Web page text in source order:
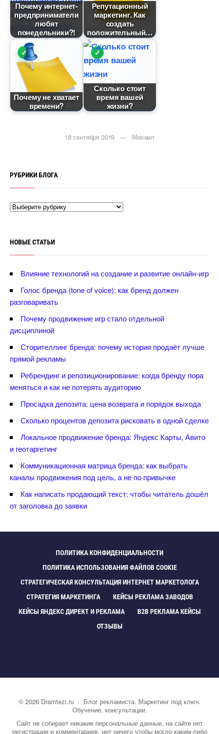
Почему интернет-
предприниматели
любят
понедельники?!
Репутационный
маркетинг. Как
создать
положительный
Почему не хватает
ремени?
Сколько стоит
ремя вашей
жизни?
18 сентября 2019 — Михаил
РУБРИКИ БЛОГА
НОВЫЕ СТАТЬИ
лияние технологий на создание и развитие онлайн-игр
Голос бренда (tone of voice): как бренд должен
разговаривать
Почему продвижение игр стало отдельной
дисциплиной
Сторителлинг бренда: почему история продаёт лучше
прямой рекламы
Ребрендинг и репозиционирование: когда бренду пора
меняться и как не потерять аудиторию
Просадка депозита: цена возврата и порядок выхода
Сколько процентов депозита рисковать в одной сделке
Локальное продвижение бренда: Яндекс Карты, Авито
и геотаргетин
Коммуникационная матрица бренда: как выбрать
каналы продвижения под цель, а не по привычке
Как написать продающий текст: чтобы читатель дошёл
от заголовка до заявки
ПОЛИТИКА КОНФИДЕНЦИАЛЬНОСТИ
ПОЛИТИКА ИСПОЛЬЗОВАНИЯ ФАЙЛОВ COOKIE
СТРАТЕГИЧЕСКАЯ КОНСУЛЬТАЦИЯ ИНТЕРНЕТ МАРКЕТОЛОГА
СТРАТЕГИЯ МАРКЕТИНГА
КЕЙСЫ РЕКЛАМА ЗАВОДО
КЕЙСЫ ЯНДЕКС ДИРЕКТ И РЕКЛАМА
B2B РЕКЛАМА КЕЙСЫ
ОТЗЫВЫ
© 2026 Dramtezi.ru· Блог рекламиста. Маркетинг под ключ.
Обучение, консультации.
Сайт не собирает никакие персональные данные, на сайте нет
регистрации и комментариев, нет ничего чтобы могло каким-либо